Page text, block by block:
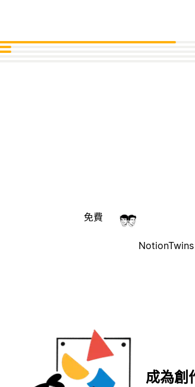
免費
NotionTwins
成為創